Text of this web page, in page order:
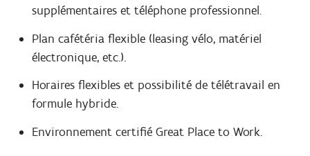
supplémentaires et téléphone professionnel.
Plan cafétéria flexible (leasing vélo, matériel
électronique, etc.).
Horaires flexibles et possibilité de télétravail en
formule hybride.
Environnement certifié Great Place to Work.